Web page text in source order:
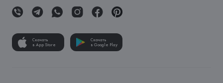
Скачать
в App Store
Скачать
в Google Play